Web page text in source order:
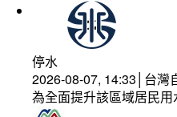
停水
2026-08-07, 14:33│台灣
為全面提升該區域居民